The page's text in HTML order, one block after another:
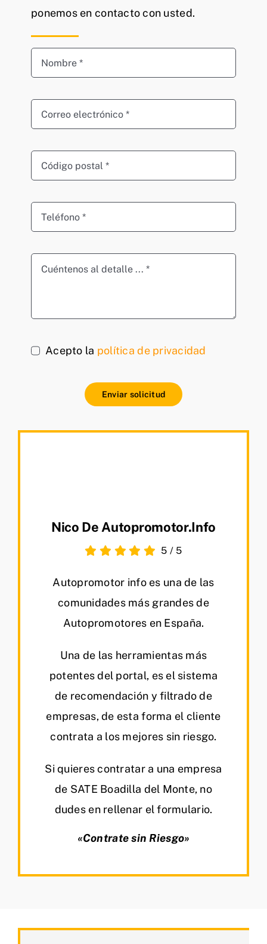
ponemos en contacto con usted.
Acepto la política de privacidad
Enviar solicitud
Nico De Autopromotor.info
5 / 5
Autopromotor info es una de las
comunidades más grandes de
Autopromotores en España.
Una de las herramientas más
potentes del portal, es el sistema
de recomendación y filtrado de
empresas, de esta forma el cliente
contrata a los mejores sin riesgo.
Si quieres contratar a una empresa
de SATE Boadilla del Monte, no
dudes en rellenar el formulario.
«Contrate sin Riesgo»